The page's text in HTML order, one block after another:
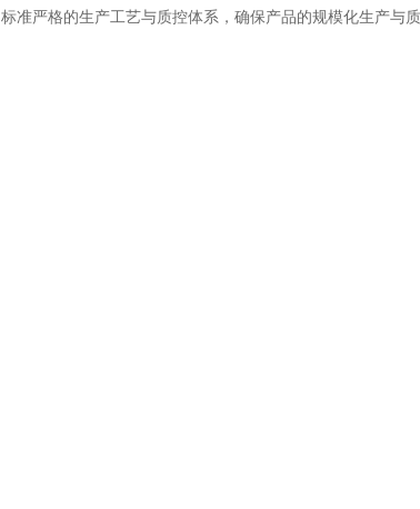
标准严格的生产工艺与质控体系，确保产品的规模化生产与质